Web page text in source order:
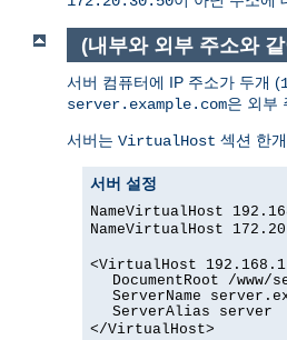
(내부와 외부 주소와
서버 컴퓨터에 IP 주소가 두개 (
server.example.com은 외부
서버는 VirtualHost 섹션 한
서버 설정
NameVirtualHost
NameVirtualHost
<VirtualHost
DocumentRoot /www/
ServerName
ServerAlias server
</VirtualHost>